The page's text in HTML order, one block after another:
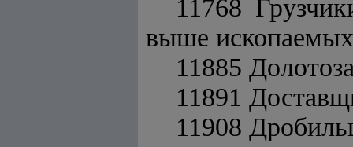
11768
выше
11885
11891
11908